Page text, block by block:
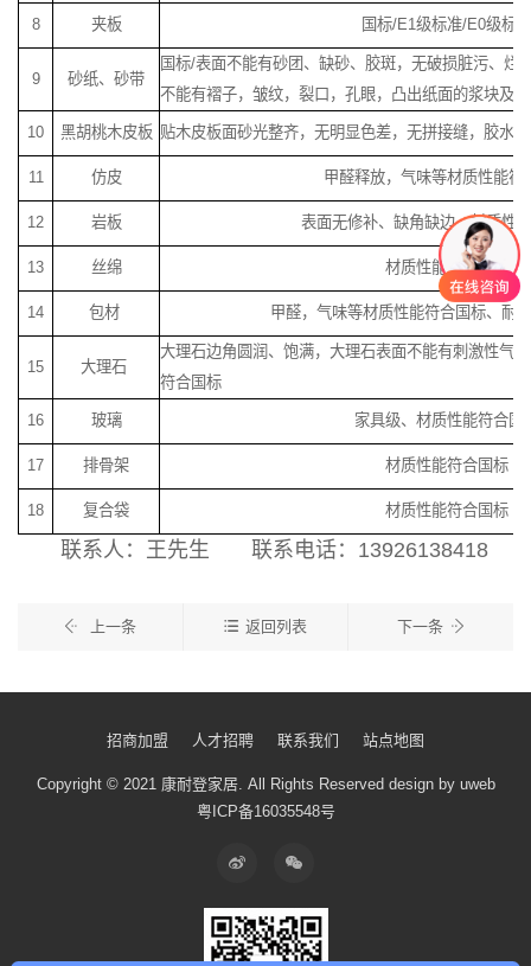
8 夹板 国标/E1级标准/E0级标准
9 砂纸、砂带
国标/表面不能有砂团、缺砂、胶斑，无破损脏污、烂
不能有褶子，皱纹，裂口，孔眼，凸出纸面的浆块及
10 黑胡桃木皮板 贴木皮板面砂光整齐，无明显色差，无拼接缝，胶水
11 仿皮 甲醛释放，气味等材质性能符
12 岩板 表面无修补、缺角缺边，材质性
13 丝绵 材质性能符合国标
14 包材 甲醛，气味等材质性能符合国标、耐
15 大理石
大理石边角圆润、饱满，大理石表面不能有刺激性气
符合国标
16 玻璃 家具级、材质性能符合国
17 排骨架 材质性能符合国标
18 复合袋 材质性能符合国标
联系人：王先生 联系电话：13926138418
上一条 返回列表 下一条
招商加盟 人才招聘 联系我们 站点地图
Copyright © 2021 康耐登家居. All Rights Reserved design by uweb
粤ICP备16035548号